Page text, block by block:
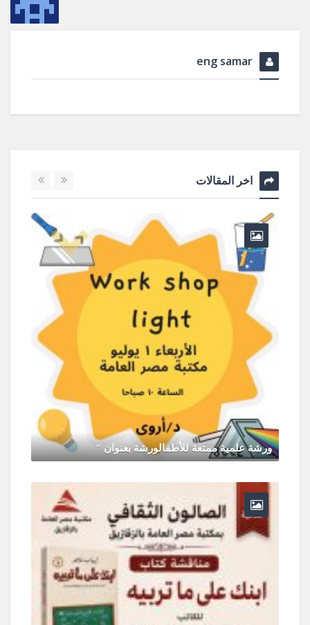
eng samar
اخر المقالات
ورشة علمية ممتعة